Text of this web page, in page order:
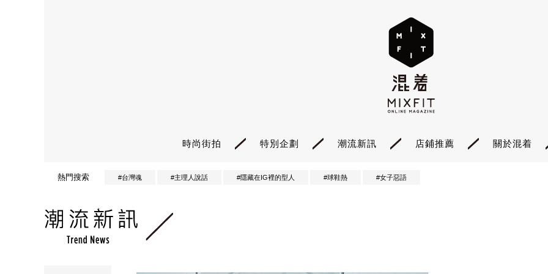
時尚街拍 特別企劃 潮流新訊 店鋪推薦 關於混着
熱門搜索 #台灣魂 #主理人說話 #隱藏在IG裡的型人 #球鞋熱 #女子惡語